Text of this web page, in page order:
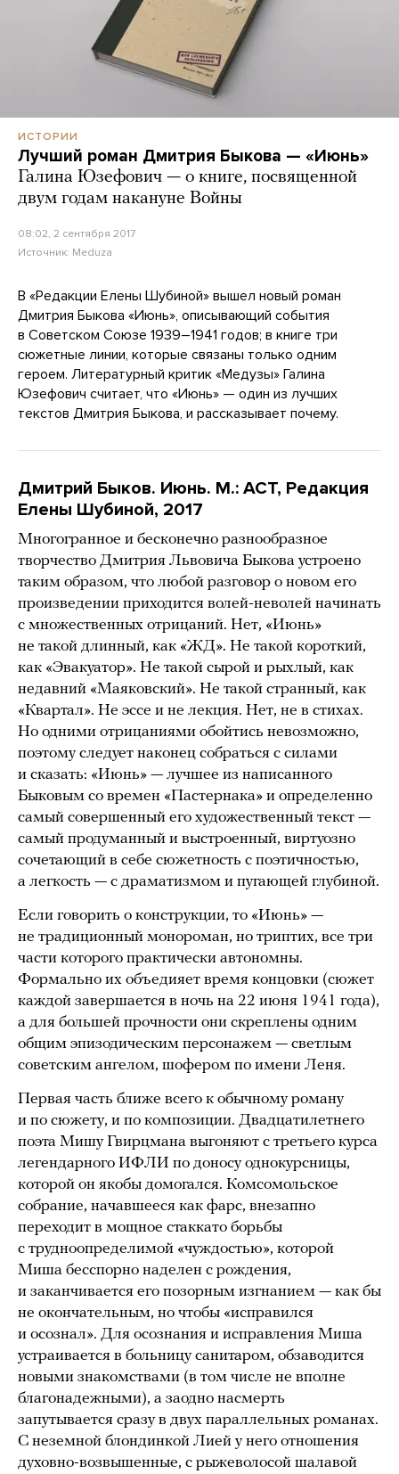
ИСТОРИИ
Лучший роман Дмитрия Быкова — «Июнь»
Галина Юзефович — о книге, посвященной
двум годам накануне Войны
08:02, 2 сентября 2017
Источник: Meduza
В «Редакции Елены Шубиной» вышел новый роман
Дмитрия Быкова «Июнь», описывающий события
в Советском Союзе 1939–1941 годов; в книге три
сюжетные линии, которые связаны только одним
героем. Литературный критик «Медузы» Галина
Юзефович считает, что «Июнь» — один из лучших
текстов Дмитрия Быкова, и рассказывает почему.
Дмитрий Быков. Июнь. М.: АСТ, Редакция
Елены Шубиной, 2017
Многогранное и бесконечно разнообразное
творчество Дмитрия Львовича Быкова устроено
таким образом, что любой разговор о новом его
произведении приходится волей-неволей начинать
с множественных отрицаний. Нет, «Июнь»
не такой длинный, как «ЖД». Не такой короткий,
как «Эвакуатор». Не такой сырой и рыхлый, как
недавний «Маяковский». Не такой странный, как
«Квартал». Не эссе и не лекция. Нет, не в стихах.
Но одними отрицаниями обойтись невозможно,
поэтому следует наконец собраться с силами
и сказать: «Июнь» — лучшее из написанного
Быковым со времен «Пастернака» и определенно
самый совершенный его художественный текст —
самый продуманный и выстроенный, виртуозно
сочетающий в себе сюжетность с поэтичностью,
а легкость — с драматизмом и пугающей глубиной.
Если говорить о конструкции, то «Июнь» —
не традиционный монороман, но триптих, все три
части которого практически автономны.
Формально их объедияет время концовки (сюжет
каждой завершается в ночь на 22 июня 1941 года),
а для большей прочности они скреплены одним
общим эпизодическим персонажем — светлым
советским ангелом, шофером по имени Леня.
Первая часть ближе всего к обычному роману
и по сюжету, и по композиции. Двадцатилетнего
поэта Мишу Гвирцмана выгоняют с третьего курса
легендарного ИФЛИ по доносу однокурсницы,
которой он якобы домогался. Комсомольское
собрание, начавшееся как фарс, внезапно
переходит в мощное стаккато борьбы
с трудноопределимой «чуждостью», которой
Миша бесспорно наделен с рождения,
и заканчивается его позорным изгнанием — как бы
не окончательным, но чтобы «исправился
и осознал». Для осознания и исправления Миша
устраивается в больницу санитаром, обзаводится
новыми знакомствами (в том числе не вполне
благонадежными), а заодно насмерть
запутывается сразу в двух параллельных романах.
С неземной блондинкой Лией у него отношения
духовно-возвышенные, с рыжеволосой шалавой